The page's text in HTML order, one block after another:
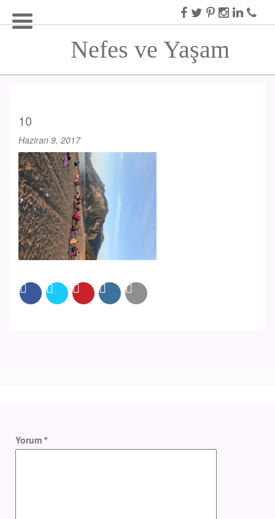
Nefes ve Yaşam
10
Haziran 9, 2017
Yorum *